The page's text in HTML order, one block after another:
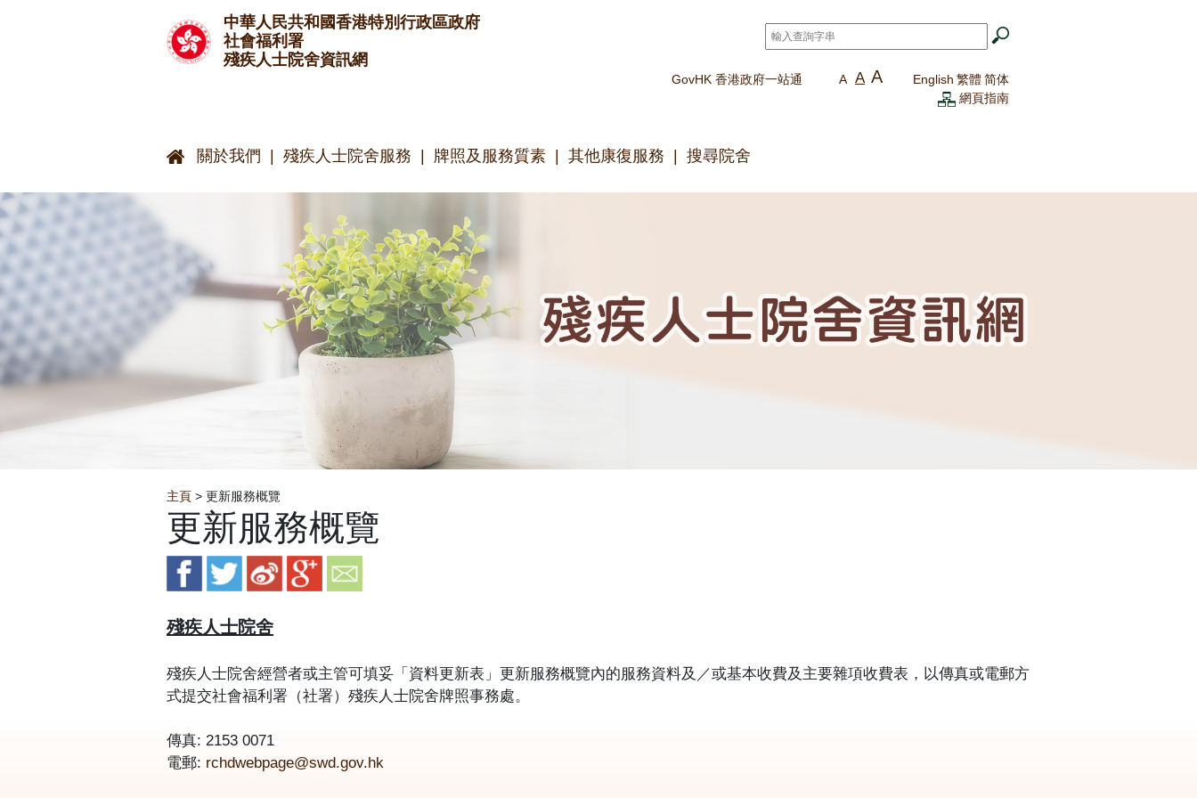
中華人民共和國香港特別行政區政府
社會福利署
殘疾人士院舍資訊網
搜尋*
GovHK 香港政府一站通 A A A English 繁體 简体
網頁指南
關於我們 殘疾人士院舍服務 牌照及服務質素 其他康復服務 搜尋院舍
Breadcrumb
主頁 > 更新服務概覽
更新服務概覽
殘疾人士院舍
殘疾人士院舍經營者或主管可填妥「資料更新表」更新服務概覽內的服務資料及／或基本收費及主要雜項收費表，以傳真或電郵方
式提交社會福利署（社署）殘疾人士院舍牌照事務處。
傳真: 2153 0071
電郵: rchdwebpage@swd.gov.hk